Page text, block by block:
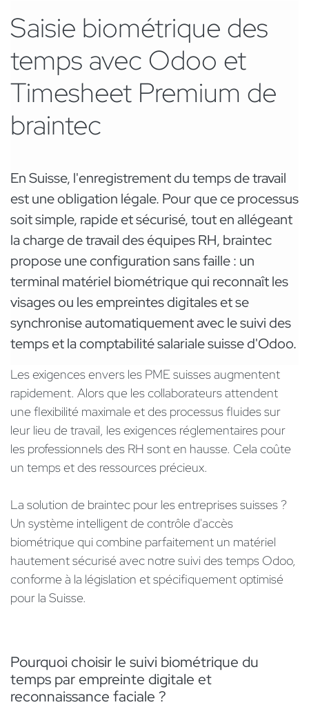
Saisie biométrique des
temps avec Odoo et
Timesheet Premium de
braintec
En Suisse, l'enregistrement du temps de travail
est une obligation légale. Pour que ce processus
soit simple, rapide et sécurisé, tout en allégeant
la charge de travail des équipes RH, braintec
propose une configuration sans faille : un
terminal matériel biométrique qui reconnaît les
visages ou les empreintes digitales et se
synchronise automatiquement avec le suivi des
temps et la comptabilité salariale suisse d'Odoo.
Les exigences envers les PME suisses augmentent
rapidement. Alors que les collaborateurs attendent
une flexibilité maximale et des processus fluides sur
leur lieu de travail, les exigences réglementaires pour
les professionnels des RH sont en hausse. Cela coûte
un temps et des ressources précieux.
La solution de braintec pour les entreprises suisses ?
Un système intelligent de contrôle d'accès
biométrique qui combine parfaitement un matériel
hautement sécurisé avec notre suivi des temps Odoo,
conforme à la législation et spécifiquement optimisé
pour la Suisse.
Pourquoi choisir le suivi biométrique du
temps par empreinte digitale et
reconnaissance faciale ?